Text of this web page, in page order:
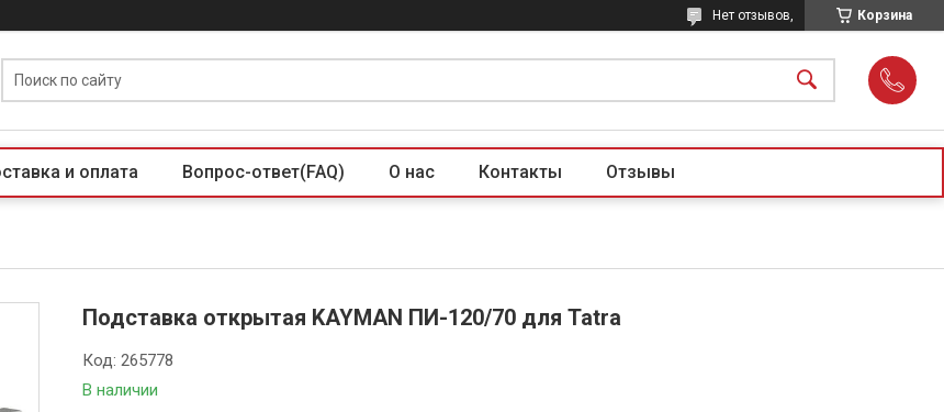
Корзина
Нет отзывов,
и оплата Вопрос-ответ(FAQ) О нас Контакты Отзывы
Подставка открытая KAYMAN ПИ-120/70 для Tatra
В наличии
Код:265778